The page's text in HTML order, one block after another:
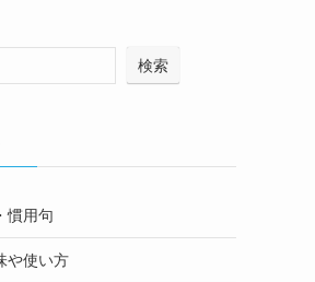
検索
慣用句
や使い方